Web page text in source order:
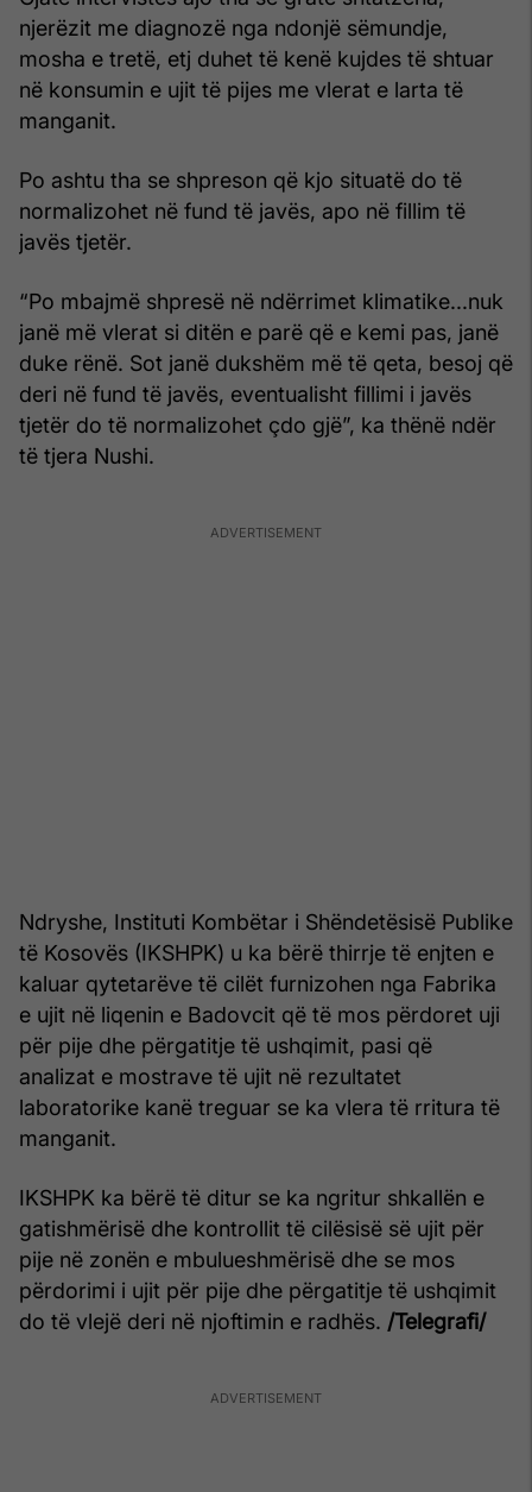
njerëzit me diagnozë nga ndonjë sëmundje,
mosha e tretë, etj duhet të kenë kujdes të shtuar
në konsumin e ujit të pijes me vlerat e larta të
manganit.
Po ashtu tha se shpreson që kjo situatë do të
normalizohet në fund të javës, apo në fillim të
javës tjetër.
“Po mbajmë shpresë në ndërrimet klimatike...nuk
janë më vlerat si ditën e parë që e kemi pas, janë
duke rënë. Sot janë dukshëm më të qeta, besoj që
deri në fund të javës, eventualisht fillimi i javës
tjetër do të normalizohet çdo gjë”, ka thënë ndër
të tjera Nushi.
Ndryshe, Instituti Kombëtar i Shëndetësisë Publike
të Kosovës (IKSHPK) u ka bërë thirrje të enjten e
kaluar qytetarëve të cilët furnizohen nga Fabrika
e ujit në liqenin e Badovcit që të mos përdoret uji
për pije dhe përgatitje të ushqimit, pasi që
analizat e mostrave të ujit në rezultatet
laboratorike kanë treguar se ka vlera të rritura të
manganit.
IKSHPK ka bërë të ditur se ka ngritur shkallën e
gatishmërisë dhe kontrollit të cilësisë së ujit për
pije në zonën e mbulueshmërisë dhe se mos
përdorimi i ujit për pije dhe përgatitje të ushqimit
do të vlejë deri në njoftimin e radhës. /Telegrafi/